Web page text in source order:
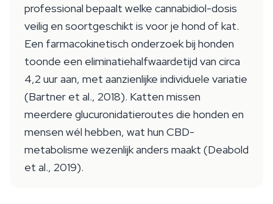
professional bepaalt welke cannabidiol-dosis
veilig en soortgeschikt is voor je hond of kat.
Een farmacokinetisch onderzoek bij honden
toonde een eliminatiehalfwaardetijd van circa
4,2 uur aan, met aanzienlijke individuele variatie
(Bartner et al., 2018). Katten missen
meerdere glucuronidatieroutes die honden en
mensen wél hebben, wat hun CBD-
metabolisme wezenlijk anders maakt (Deabold
et al., 2019).